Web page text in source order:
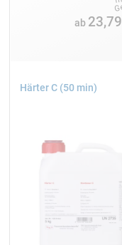
ab 23,79
Härter C (50 min)